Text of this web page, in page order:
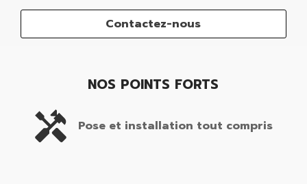
Contactez-nous
NOS POINTS FORTS
Pose et installation tout compris